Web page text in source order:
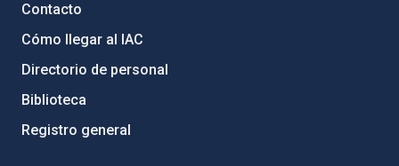
Contacto
Cómo llegar al IAC
Directorio de personal
Biblioteca
Registro general